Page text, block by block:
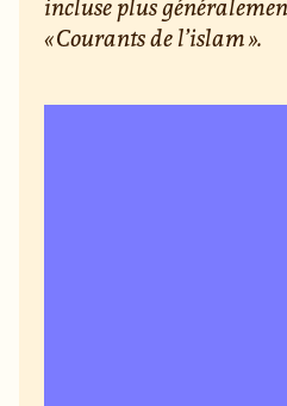
incluse plus
« Courants de l’islam ».